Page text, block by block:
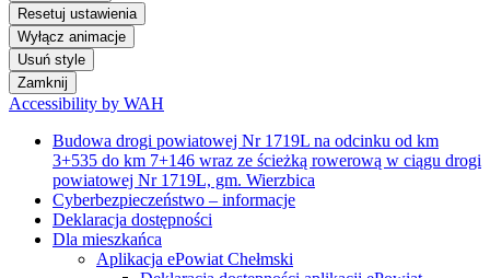
Resetuj ustawienia
Wyłącz animacje
Usuń style
Zamknij
Accessibility by WAH
Budowa drogi powiatowej Nr 1719L na odcinku od km
3+535 do km 7+146 wraz ze ścieżką rowerową w ciągu drogi
powiatowej Nr 1719L, gm. Wierzbica
Cyberbezpieczeństwo – informacje
Deklaracja dostępności
Dla mieszkańca
Aplikacja ePowiat Chełmski